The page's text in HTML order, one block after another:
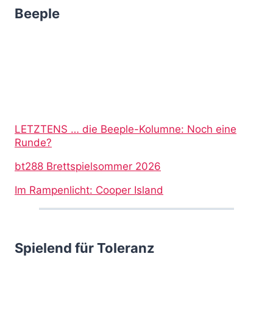
Beeple
LETZTENS … die Beeple-Kolumne: Noch eine
Runde?
bt288 Brettspielsommer 2026
Im Rampenlicht: Cooper Island
Spielend für Toleranz